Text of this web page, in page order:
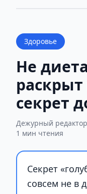
Здоровье
Не
секрет
Дежурный редактор
1 мин чтения
Секрет
совсем не в